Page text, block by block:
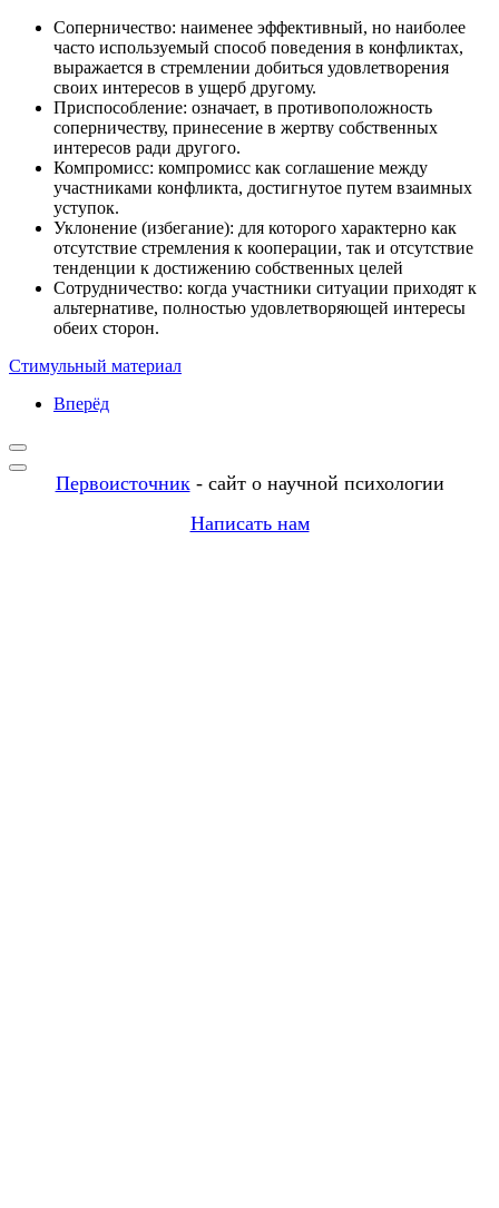
Соперничество: наименее эффективный, но наиболее
часто используемый способ поведения в конфликтах,
выражается в стремлении добиться удовлетворения
своих интересов в ущерб другому.
Приспособление: означает, в противоположность
соперничеству, принесение в жертву собственных
интересов ради другого.
Компромисс: компромисс как соглашение между
участниками конфликта, достигнутое путем взаимных
уступок.
Уклонение (избегание): для которого характерно как
отсутствие стремления к кооперации, так и отсутствие
тенденции к достижению собственных целей
Сотрудничество: когда участники ситуации приходят к
альтернативе, полностью удовлетворяющей интересы
обеих сторон.
Стимульный материал
Вперёд
Первоисточник- сайт о научной психологии
Написать нам